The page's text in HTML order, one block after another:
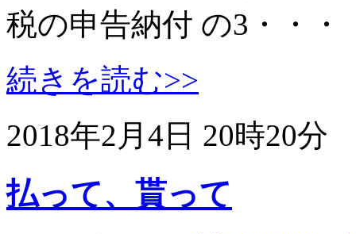
税の申告納付 の3・・・
続きを読む>>
2018年2月4日 20時20分
払って、貰って